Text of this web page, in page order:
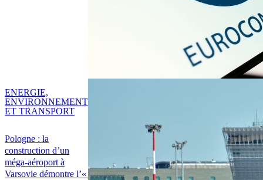
Pologne : la
construction d’un
méga-aéroport à
Varsovie démontre l’«
ENERGIE,
ENVIRONNEMENT
ET TRANSPORT